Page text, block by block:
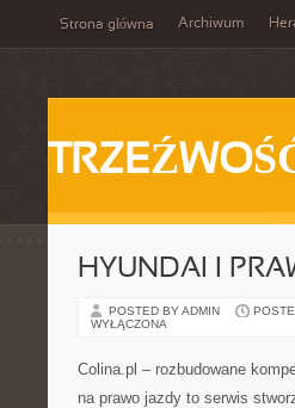
Strona główna Archiwum
HYUNDAI I
POSTED BY ADMIN
WYŁĄCZONA
Colina.pl – rozbudowane
na prawo jazdy to serwis